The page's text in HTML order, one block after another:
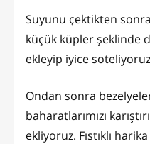
Suyunu çektikten sonra
küçük küpler şeklinde
ekleyip iyice
Ondan sonra
baharatlarımızı
ekliyoruz. Fıstıklı